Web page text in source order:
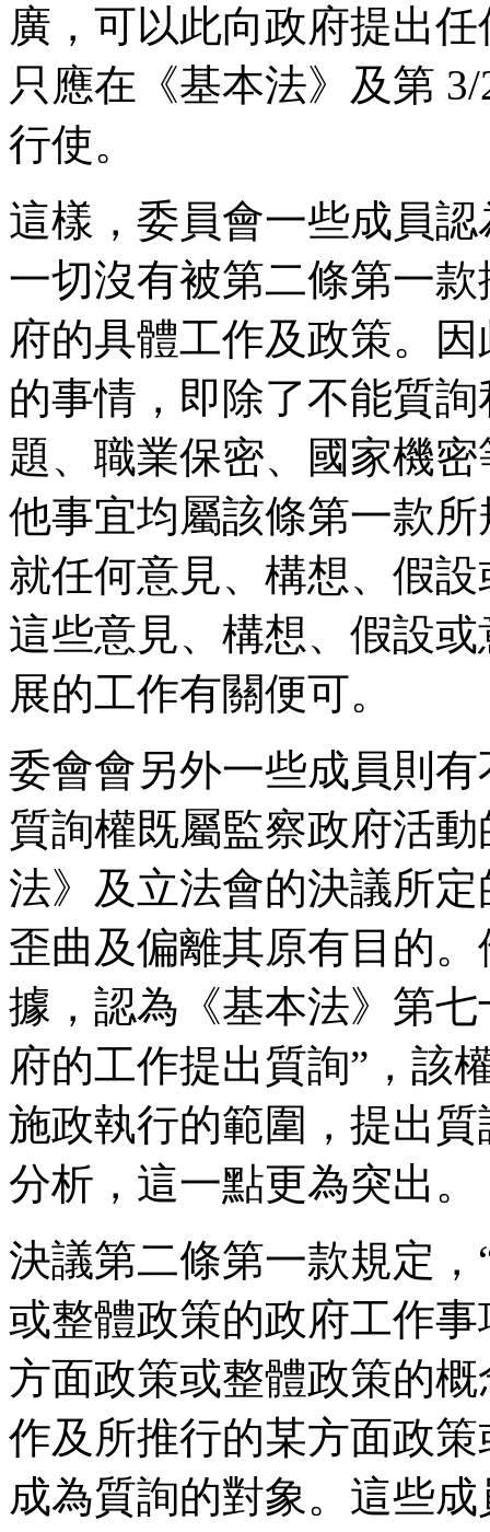
廣，可以此向政府提出
只應在《基本法》及第
行使。
這樣，委員會一些成員
一切沒有被第二條第一
府的具體工作及政策。
的事情，即除了不能質
題、職業保密、國家機
他事宜均屬該條第一款
就任何意見、構想、假
這些意見、構想、假設
展的工作有關便可。
委會會另外一些成員則
質詢權既屬監察政府活
法》及立法會的決議所
歪曲及偏離其原有目的
據，認為《基本法》第
府的工作提出質詢”，該
施政執行的範圍，提出
分析，這一點更為突出。
決議第二條第一款規定
或整體政策的政府工作
方面政策或整體政策的
作及所推行的某方面政
成為質詢的對象。這些